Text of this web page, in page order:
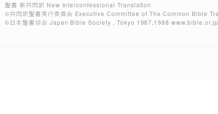
聖書 新共同訳 New Interconfessional Translation
©共同訳聖書実行委員会 Executive Committee of The Common Bible
©日本聖書協会 Japan Bible Society , Tokyo 1987,1988www.bible.or.jp